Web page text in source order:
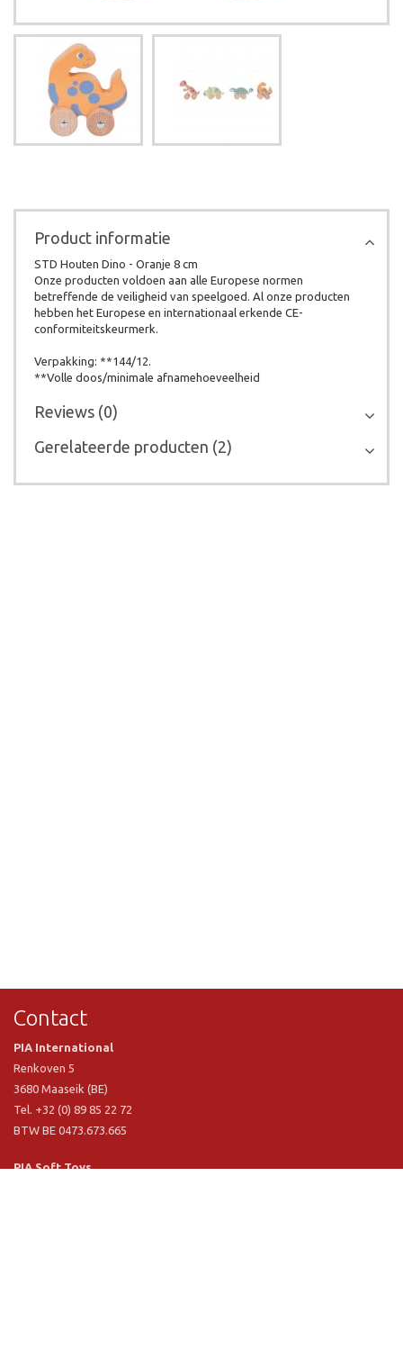
Product informatie
STD Houten Dino - Oranje 8 cm
Onze producten voldoen aan alle Europese normen
betreffende de veiligheid van speelgoed. Al onze producten
hebben het Europese en internationaal erkende CE-
conformiteitskeurmerk.
Verpakking: **144/12.
**Volle doos/minimale afnamehoeveelheid
Reviews (0)
Gerelateerde producten (2)
Contact
PIA International
Renkoven 5
3680 Maaseik (BE)
Tel. +32 (0) 89 85 22 72
BTW BE 0473.673.665
PIA Soft Toys